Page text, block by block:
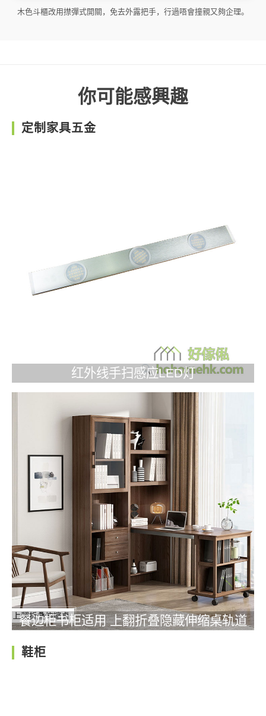
木色斗櫃改用㩒彈式開關，免去外露把手，行過唔會撞親又夠企理。
你可能感興趣
定制家具五金
红外线手扫感应LED灯
餐边柜书柜适用 上翻折叠隐藏伸缩桌轨道
鞋柜